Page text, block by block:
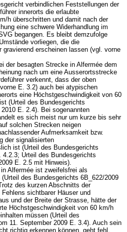
verbindlichen Feststellungen der
innerorts die erlaubte
h überschritten und damit nach der
eine schwere Widerhandlung im
begangen. Es bleibt demzufolge
vorliegen, die die
gravierend erscheinen lassen (vgl. vorne
der besagten Strecke in Alfermée dem
nach um eine Ausserortsstrecke
verkennt, dass der oben
E. 3.2) auch bei atypischen
eine Höchstgeschwindigkeit von 60
(Urteil des Bundesgerichts
E. 2.4). Bei sogenannten
es sich meist nur um kurze bis sehr
solchen Strecken neigen
Aufmerksamkeit bzw.
der signalisierten
ist (Urteil des Bundesgerichts
Urteil des Bundesgerichts
E. 2.5 mit Hinweis).
Alfermée ist zweifelsfrei als
des Bundesgerichts 6B_622/2009
des kurzen Abschnitts der
sichtbarer Häuser und
und der Breite der Strasse, hätte der
Höchstgeschwindigkeit von 60 km/h
müssen (Urteil des
11. September 2009 E. 3.4). Auch sein
richtig erkennen können, geht fehl.